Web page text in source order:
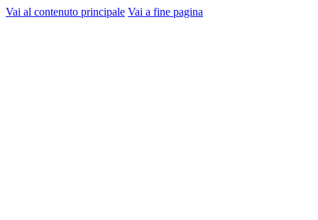
Vai al contenuto principale Vai a fine pagina